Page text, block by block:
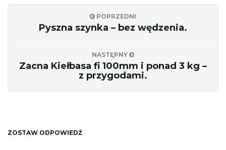
POPRZEDNI
Pyszna szynka – bez wędzenia.
NASTĘPNY
Zacna Kiełbasa fi 100mm i ponad 3 kg –
z przygodami.
ZOSTAW ODPOWIEDŹ